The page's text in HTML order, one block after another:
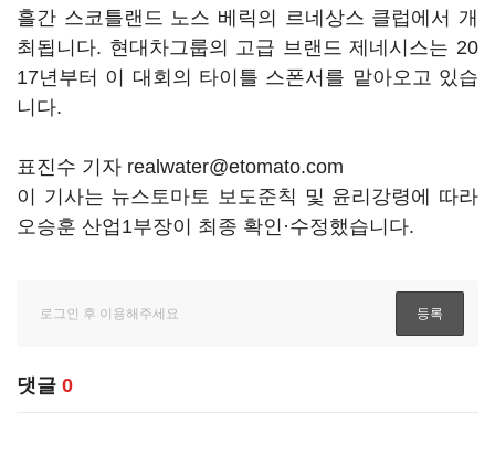
흘간 스코틀랜드 노스 베릭의 르네상스 클럽에서 개
최됩니다. 현대차그룹의 고급 브랜드 제네시스는 20
17년부터 이 대회의 타이틀 스폰서를 맡아오고 있습
니다.
표진수 기자 realwater@etomato.com
이 기사는 뉴스토마토 보도준칙 및 윤리강령에 따라
오승훈 산업1부장이 최종 확인·수정했습니다.
댓글 0